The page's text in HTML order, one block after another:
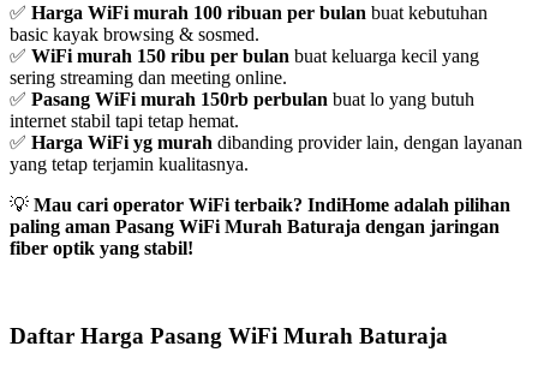
✅ Harga WiFi murah 100 ribuan per bulan buat kebutuhan
basic kayak browsing & sosmed.
✅ WiFi murah 150 ribu per bulan buat keluarga kecil yang
sering streaming dan meeting online.
✅ Pasang WiFi murah 150rb perbulan buat lo yang butuh
internet stabil tapi tetap hemat.
✅ Harga WiFi yg murah dibanding provider lain, dengan layanan
yang tetap terjamin kualitasnya.
💡 Mau cari operator WiFi terbaik? IndiHome adalah pilihan
paling aman Pasang WiFi Murah Baturaja dengan jaringan
fiber optik yang stabil!
Daftar Harga Pasang WiFi Murah Baturaja